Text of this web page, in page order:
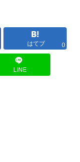
はてブ 0
LINE